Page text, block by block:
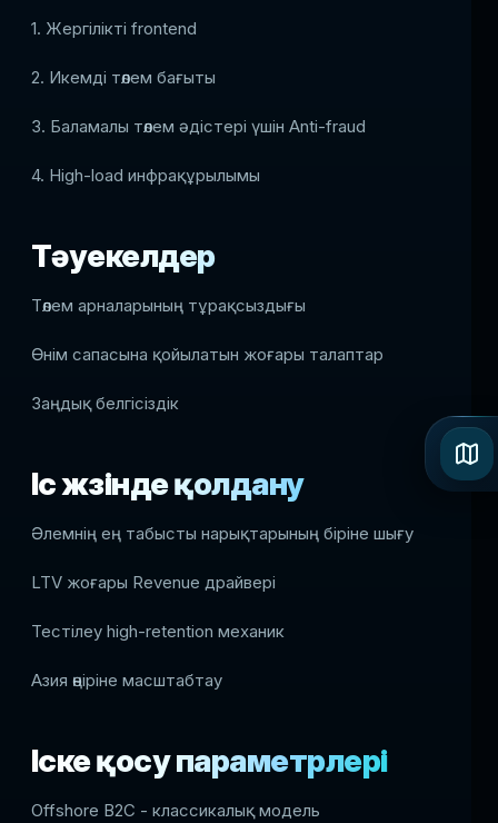
1. Жергілікті frontend
2. Икемді төлем бағыты
3. Баламалы төлем әдістері үшін Anti-fraud
4. High-load инфрақұрылымы
Тәуекелдер
Төлем арналарының тұрақсыздығы
Өнім сапасына қойылатын жоғары талаптар
Заңдық белгісіздік
Іс жүзінде қолдану
Әлемнің ең табысты нарықтарының біріне шығу
LTV жоғары Revenue драйвері
Тестілеу high-retention механик
Азия өңіріне масштабтау
Іске қосу параметрлері
Offshore B2C - классикалық модель